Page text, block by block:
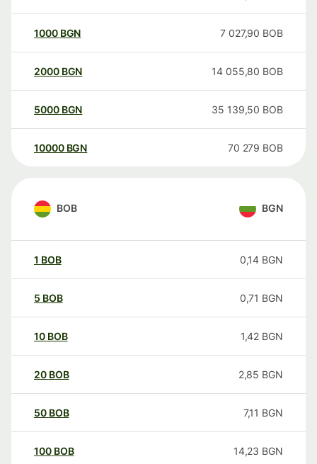
1000 BGN 7 027,90 BOB
2000 BGN 14 055,80 BOB
5000 BGN 35 139,50 BOB
10000 BGN 70 279 BOB
BOB BGN
1 BOB 0,14 BGN
5 BOB 0,71 BGN
10 BOB 1,42 BGN
20 BOB 2,85 BGN
50 BOB 7,11 BGN
100 BOB 14,23 BGN